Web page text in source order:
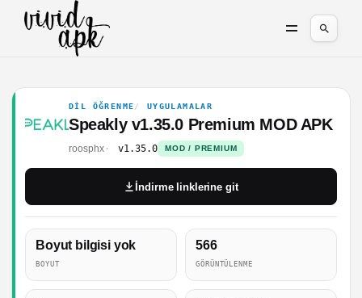
DIL ÖĞRENME UYGULAMALAR
Speakly v1.35.0 Premium MOD APK
roosphx v1.35.0 MOD / PREMIUM
Boyut bilgisi yok
BOYUT
566
GÖRÜNTÜLENME
İndirme linklerine git